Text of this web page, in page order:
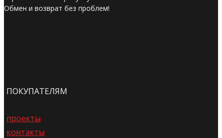
Обмен и возврат без проблем!
ПОКУПАТЕЛЯМ
проекты
контакты